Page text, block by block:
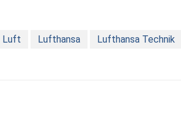
Luft Lufthansa Lufthansa Technik